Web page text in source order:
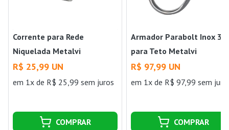
Corrente para Rede
Niquelada Metalvi
R$ 25,99 UN
em 1x de R$ 25,99 sem juros
COMPRAR
Armador Parabolt Inox
para Teto Metalvi
R$ 97,99 UN
em 1x de R$ 97,99 sem
COMPRAR